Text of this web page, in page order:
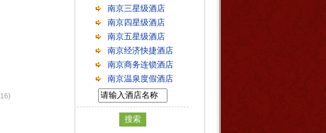
南京三星级酒店
南京四星级酒店
南京五星级酒店
南京经济快捷酒店
南京商务连锁酒店
南京温泉度假酒店